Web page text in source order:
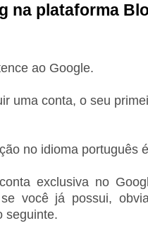
na plataforma
ao Google.
uma conta, o seu
no idioma português
exclusiva no
você já possui,
seguinte.